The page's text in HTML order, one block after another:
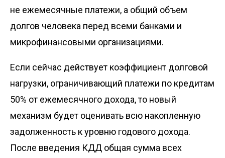
не ежемесячные платежи, а общий объем
долгов человека перед всеми банками и
микрофинансовыми организациями.
Если сейчас действует коэффициент долговой
нагрузки, ограничивающий платежи по кредитам
50% от ежемесячного дохода, то новый
механизм будет оценивать всю накопленную
задолженность к уровню годового дохода.
После введения КДД общая сумма всех